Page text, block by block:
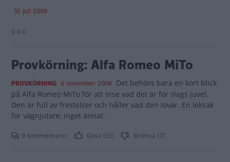
31 juli 2009
0 0 0
Provkörning: Alfa Romeo MiTo
PROVKÖRNING 4 november 2008 Det behövs bara en kort blick
på Alfa Romeo MiTo för att inse vad det är för slags juvel.
Den är full av frestelser och håller vad den lovar. En leksak
för vägnjutare, inget annat.
9 kommentarer Gasa (15) Bromsa (7)